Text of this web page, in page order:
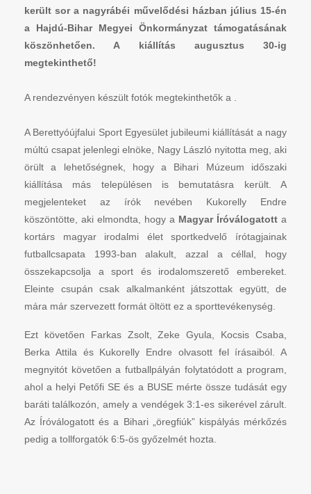
került sor a nagyrábéi művelődési házban július 15-én
a Hajdú-Bihar Megyei Önkormányzat támogatásának
köszönhetően. A kiállítás augusztus 30-ig
megtekinthető!
A rendezvényen készült fotók megtekinthetők a .
A Berettyóújfalui Sport Egyesület jubileumi kiállítását a nagy
múltú csapat jelenlegi elnöke, Nagy László nyitotta meg, aki
örült a lehetőségnek, hogy a Bihari Múzeum időszaki
kiállítása más településen is bemutatásra került. A
megjelenteket az írók nevében Kukorelly Endre
köszöntötte, aki elmondta, hogy a Magyar Íróválogatott a
kortárs magyar irodalmi élet sportkedvelő írótagjainak
futballcsapata 1993-ban alakult, azzal a céllal, hogy
összekapcsolja a sport és irodalomszerető embereket.
Eleinte csupán csak alkalmanként játszottak együtt, de
mára már szervezett formát öltött ez a sporttevékenység.
Ezt követően Farkas Zsolt, Zeke Gyula, Kocsis Csaba,
Berka Attila és Kukorelly Endre olvasott fel írásaiból. A
megnyitót követően a futballpályán folytatódott a program,
ahol a helyi Petőfi SE és a BUSE mérte össze tudását egy
baráti találkozón, amely a vendégek 3:1-es sikerével zárult.
Az Íróválogatott és a Bihari „öregfiúk” kispályás mérkőzés
pedig a tollforgatók 6:5-ös győzelmét hozta.